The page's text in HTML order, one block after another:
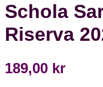
Schola
Riserva
189,00 kr